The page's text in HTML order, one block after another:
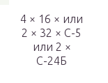
4 × 16 × или
2 × 32 × С-5
или 2 ×
С-24Б